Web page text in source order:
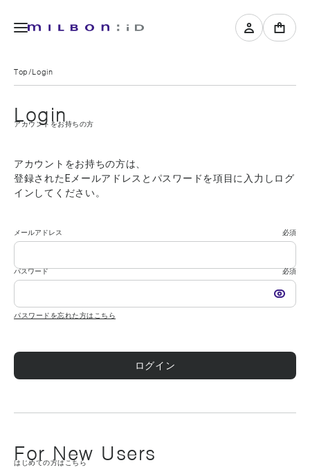
Top Login
Login
アカウントをお持ちの方
アカウントをお持ちの方は、
登録されたEメールアドレスとパスワードを項目に入力しログ
インしてください。
メールアドレス 必須
パスワード 必須
パスワードを忘れた方はこちら
ログイン
For New Users
はじめての方はこちら